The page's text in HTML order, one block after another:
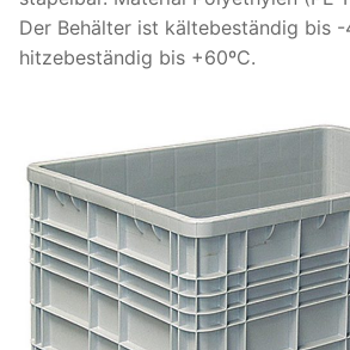
Der Behälter ist kältebeständig bis -
hitzebeständig bis +60ºC.